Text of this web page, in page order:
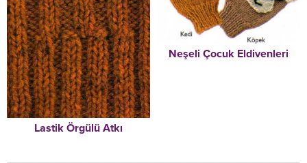
Lastik Örgülü Atkı
Neşeli Çocuk Eldivenleri